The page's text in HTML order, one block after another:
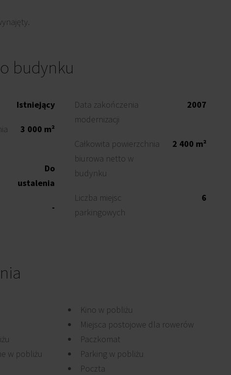
budynku
Istniejący
3 000 m²
Do
ustalenia
-
Data zakończenia
modernizacji
2007
Całkowita powierzchnia
biurowa netto w
budynku
2 400 m²
Liczba miejsc
parkingowych
6
w pobliżu
Kino w pobliżu
Miejsca postojowe dla rowerów
Paczkomat
Parking w pobliżu
Poczta